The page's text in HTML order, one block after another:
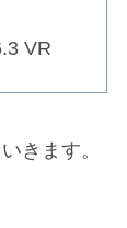
VR
きます。